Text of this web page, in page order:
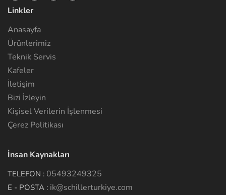
Linkler
Anasayfa
Ürünlerimiz
Teknik Servis
Kafeler
İletişim
Bizi İzleyin
Kişisel Verilerin İşlenmesi
Çerez Politikası
İnsan Kaynakları
TELEFON : 05493249325
E - POSTA : ik@schillerturkiye.com